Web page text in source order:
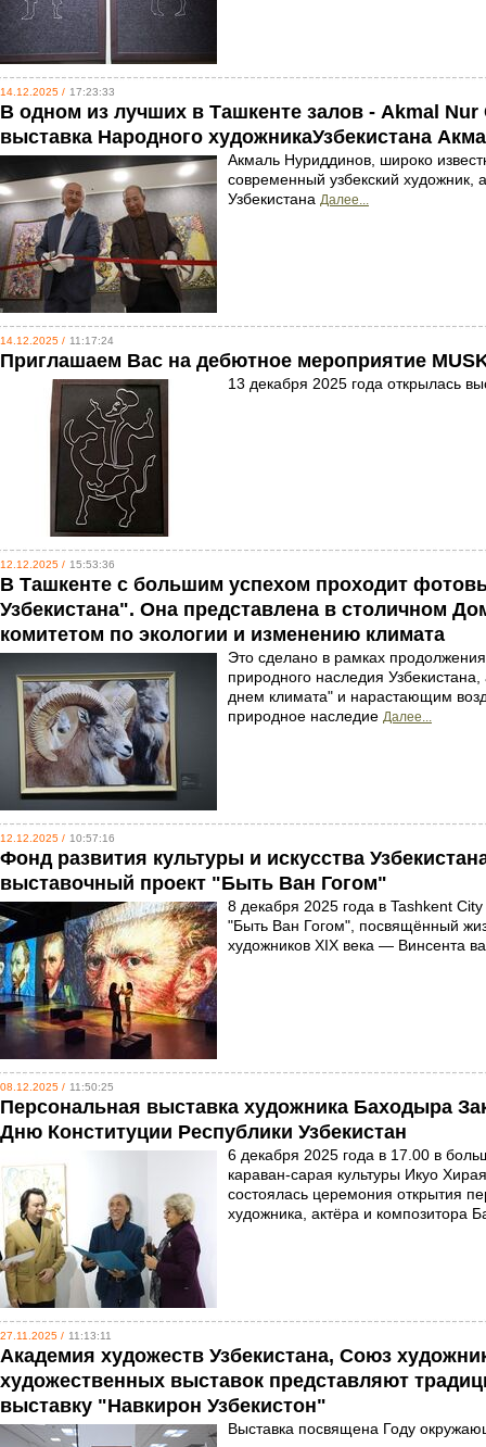
14.12.2025 / 17:23:33
В одном из лучших в Ташкенте залов - Akmal
выставка Народного художникаУзбекистана
Акмаль Нуриддинов, широко
современный узбекский художник,
Узбекистана Далее...
14.12.2025 / 11:17:24
Приглашаем Вас на дебютное мероприятие
13 декабря 2025 года открылась
12.12.2025 / 15:53:36
В Ташкенте с большим успехом проходит
Узбекистана". Она представлена в столичном
комитетом по экологии и изменению климата
Это сделано в рамках
природного наследия
днем климата" и нарастающим
природное наследие Далее...
12.12.2025 / 10:57:16
Фонд развития культуры и искусства
выставочный проект "Быть Ван Гогом"
8 декабря 2025 года в Tashkent
"Быть Ван Гогом", посвящённый
художников XIX века — Винсента
08.12.2025 / 11:50:25
Персональная выставка художника Баходыра
Дню Конституции Республики Узбекистан
6 декабря 2025 года в 17.00 в
караван-сарая культуры Икуо
состоялась церемония открытия
художника, актёра и композитора
27.11.2025 / 11:13:11
Академия художеств Узбекистана, Союз
художественных выставок представляют
выставку "Навкирон Узбекистон"
Выставка посвящена Году